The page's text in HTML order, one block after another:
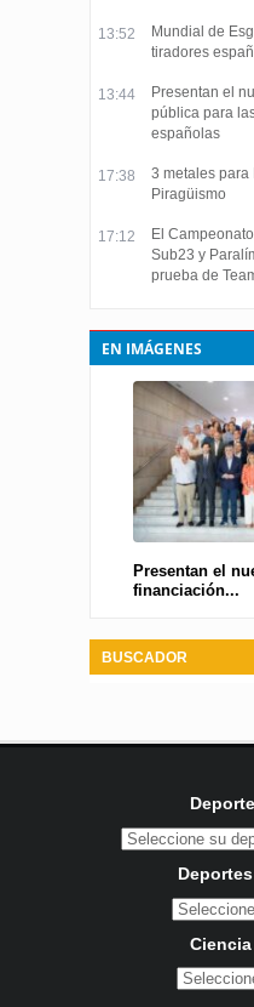
13:52
Mundial de
tiradores
13:44
Presentan el
pública para
españolas
17:38
3 metales para
Piragüismo
17:12
El
Sub23 y
prueba de
EN IMÁGENES
Presentan el
financiación...
BUSCADOR